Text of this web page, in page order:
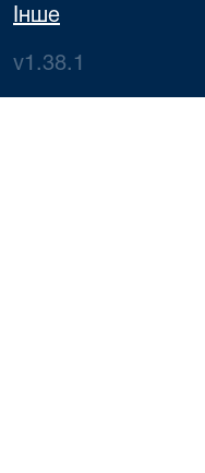
Інше
v1.38.1